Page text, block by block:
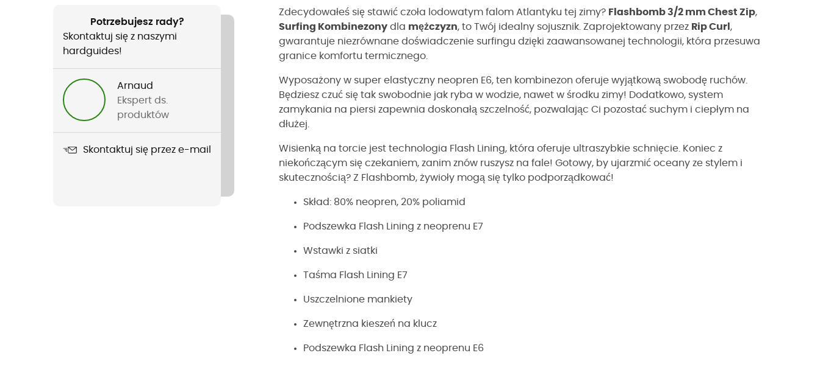
Potrzebujesz rady?
Skontaktuj się z naszymi
hardguides!
Arnaud
Ekspert ds.
produktów
Skontaktuj się przez e-mail
Zdecydowałeś się stawić czoła lodowatym falom Atlantyku tej zimy? Flashbomb 3/2 mm Chest Zip,
Surfing Kombinezony dla mężczyzn, to Twój idealny sojusznik. Zaprojektowany przez Rip Curl ,
gwarantuje niezrównane doświadczenie surfingu dzięki zaawansowanej technologii, która przesuwa
granice komfortu termicznego.
Wyposażony w super elastyczny neopren E6, ten kombinezon oferuje wyjątkową swobodę ruchów.
Będziesz czuć się tak swobodnie jak ryba w wodzie, nawet w środku zimy! Dodatkowo, system
zamykania na piersi zapewnia doskonałą szczelność, pozwalając Ci pozostać suchym i ciepłym na
dłużej.
Wisienką na torcie jest technologia Flash Lining, która oferuje ultraszybkie schnięcie. Koniec z
niekończącym się czekaniem, zanim znów ruszysz na fale! Gotowy, by ujarzmić oceany ze stylem i
skutecznością? Z Flashbomb, żywioły mogą się tylko podporządkować!
Skład: 80% neopren, 20% poliamid
Podszewka Flash Lining z neoprenu E7
Wstawki z siatki
Taśma Flash Lining E7
Uszczelnione mankiety
Zewnętrzna kieszeń na klucz
Podszewka Flash Lining z neoprenu E6